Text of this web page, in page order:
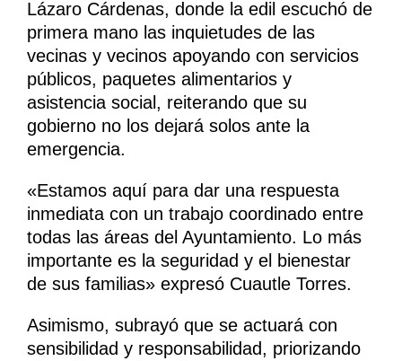
Lázaro Cárdenas, donde la edil escuchó de
primera mano las inquietudes de las
vecinas y vecinos apoyando con servicios
públicos, paquetes alimentarios y
asistencia social, reiterando que su
gobierno no los dejará solos ante la
emergencia.
«Estamos aquí para dar una respuesta
inmediata con un trabajo coordinado entre
todas las áreas del Ayuntamiento. Lo más
importante es la seguridad y el bienestar
de sus familias» expresó Cuautle Torres.
Asimismo, subrayó que se actuará con
sensibilidad y responsabilidad, priorizando